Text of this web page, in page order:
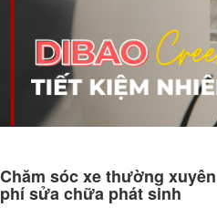
Chăm sóc xe thường
phí sửa chữa phát sinh